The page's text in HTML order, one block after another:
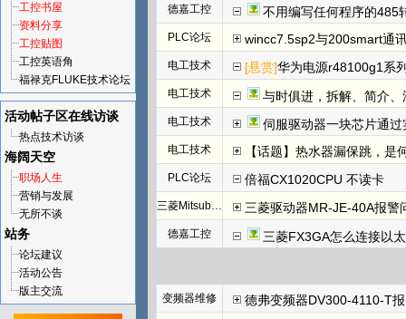
工控书屋
资料分享
工控贴图
工控英语角
福禄克FLUKE技术论坛
活动帖子区在线访谈
热点技术访谈
海阔天空
职场人生
营销与发展
无所不谈
站务
论坛建议
活动公告
版主交流
德嘉工控 不用编写任何程序的485
PLC论坛 wincc7.5sp2与200smart通
电工技术 [悬赏]华为电源r48100g1系
电工技术 与时俱进，拆解、简介
电工技术 伺服驱动器一块芯片通
电工技术 【话题】热水器漏保跳，是
PLC论坛 倍福CX1020CPU 不读卡
三菱Mitsubishi 三菱驱动器MR-JE-40A报警
德嘉工控 三菱FX3GA怎么连接以
变频器维修 德弗变频器DV300-4110-T报NFF故